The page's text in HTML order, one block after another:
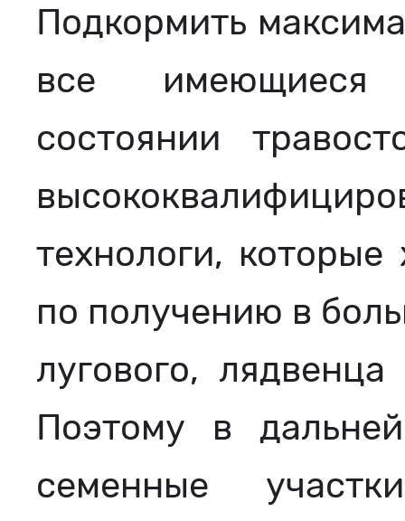
Подкормить
все имеющиеся
состоянии
технологи,
по получению в
лугового,
Поэтому в
семенные